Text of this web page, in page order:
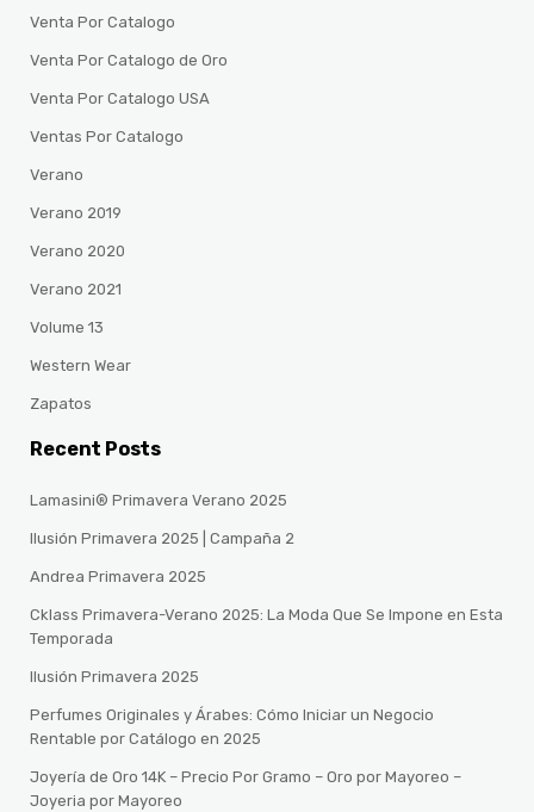
Venta Por Catalogo
Venta Por Catalogo de Oro
Venta Por Catalogo USA
Ventas Por Catalogo
Verano
Verano 2019
Verano 2020
Verano 2021
Volume 13
Western Wear
Zapatos
Recent Posts
Lamasini® Primavera Verano 2025
Ilusión Primavera 2025 | Campaña 2
Andrea Primavera 2025
Cklass Primavera-Verano 2025: La Moda Que Se Impone en Esta
Temporada
Ilusión Primavera 2025
Perfumes Originales y Árabes: Cómo Iniciar un Negocio
Rentable por Catálogo en 2025
Joyería de Oro 14K – Precio Por Gramo – Oro por Mayoreo –
Joyeria por Mayoreo